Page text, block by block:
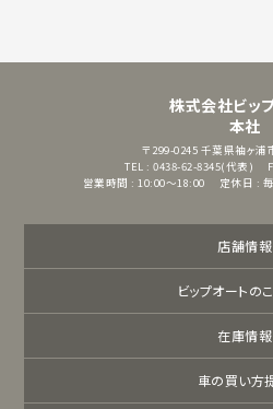
株式会社ビッ
本社
〒299-0245 千葉県袖ヶ浦
TEL : 0438-62-8345(代表)
営業時間 : 10:00～18:00
定休日 :
店舗情報
ビップオートの
在庫情報
車の買い方